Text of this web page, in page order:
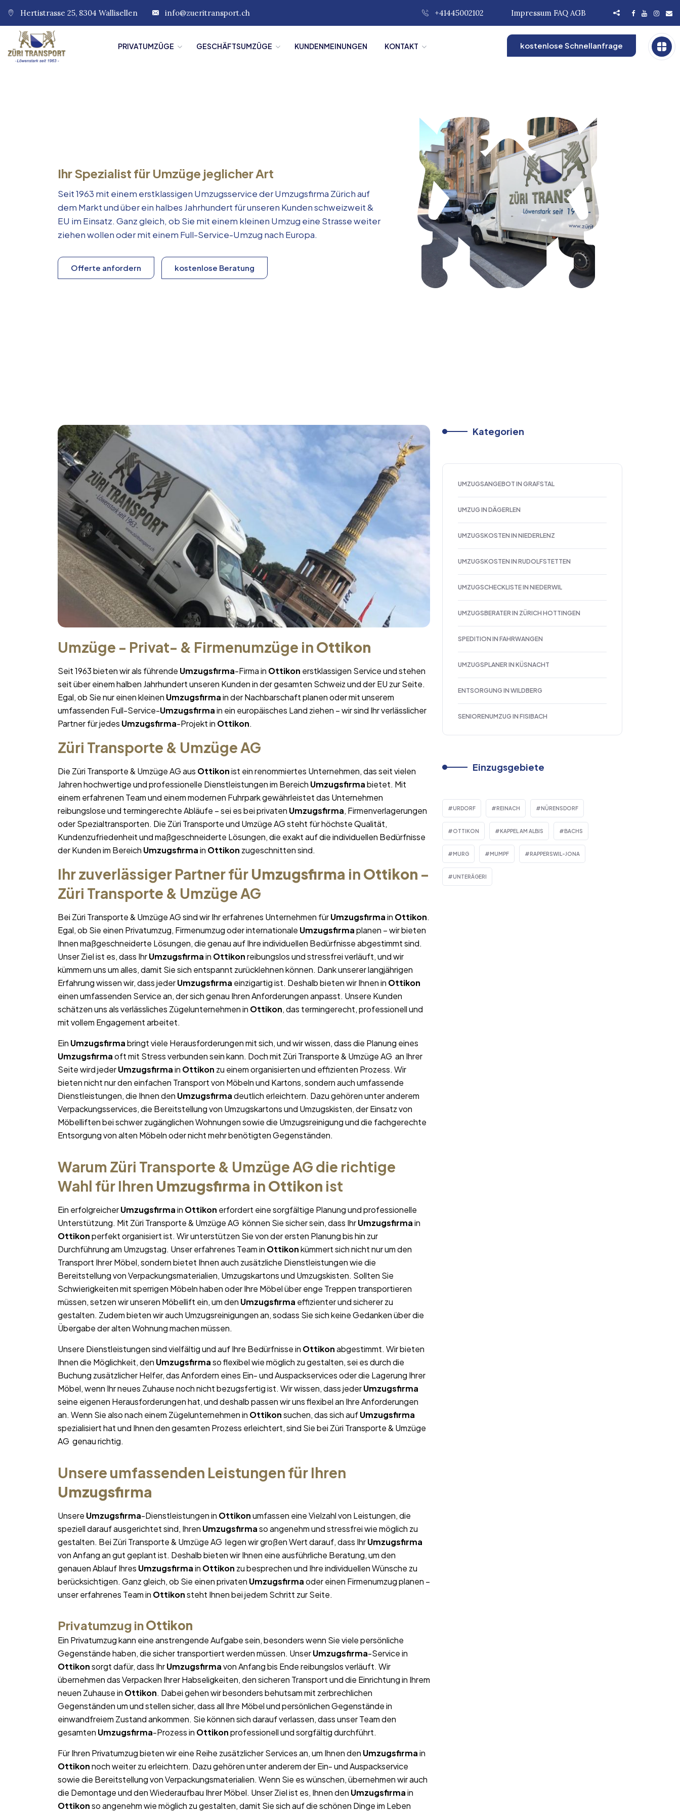
Hertistrasse 25, 8304 Wallisellen info@zueritransport.ch +41445002102 Impressum FAQ AGB
PRIVATUMZÜGE GESCHÄFTSUMZÜGE KUNDENMEINUNGEN KONTAKT kostenlose Schnellanfrage
Ihr Spezialist für Umzüge jeglicher Art
Seit 1963 mit einem erstklassigen Umzugsservice der Umzugsfirma Zürich auf
dem Markt und über ein halbes Jahrhundert für unseren Kunden schweizweit &
EU im Einsatz. Ganz gleich, ob Sie mit einem kleinen Umzug eine Strasse weiter
ziehen wollen oder mit einem Full-Service-Umzug nach Europa.
Offerte anfordern kostenlose Beratung
Umzüge - Privat- & Firmenumzüge in Ottikon
Seit 1963 bieten wir als führende Umzugsfirma-Firma in Ottikon erstklassigen Service und stehen
seit über einem halben Jahrhundert unseren Kunden in der gesamten Schweiz und der EU zur Seite.
Egal, ob Sie nur einen kleinen Umzugsfirmain der Nachbarschaft planen oder mit unserem
umfassenden Full-Service-Umzugsfirmain ein europäisches Land ziehen – wir sind Ihr verlässlicher
Partner für jedes Umzugsfirma-Projekt in Ottikon.
Züri Transporte & Umzüge AG
Die Züri Transporte & Umzüge AG aus Ottikonist ein renommiertes Unternehmen, das seit vielen
Jahren hochwertige und professionelle Dienstleistungen im Bereich Umzugsfirmabietet. Mit
einem erfahrenen Team und einem modernen Fuhrpark gewährleistet das Unternehmen
reibungslose und termingerechte Abläufe – sei es bei privaten Umzugsfirma, Firmenverlagerungen
oder Spezialtransporten. Die Züri Transporte und Umzüge AG steht für höchste Qualität,
Kundenzufriedenheit und maßgeschneiderte Lösungen, die exakt auf die individuellen Bedürfnisse
der Kunden im Bereich Umzugsfirmain Ottikon zugeschnitten sind.
Ihr zuverlässiger Partner für Umzugsfirma in Ottikon –
Züri Transporte & Umzüge AG
Bei Züri Transporte & Umzüge AG sind wir Ihr erfahrenes Unternehmen fürUmzugsfirmain Ottikon.
Egal, ob Sie einen Privatumzug, Firmenumzug oder internationale Umzugsfirmaplanen – wir bieten
Ihnen maßgeschneiderte Lösungen, die genau auf Ihre individuellen Bedürfnisse abgestimmt sind.
Unser Ziel ist es, dass IhrUmzugsfirmain Ottikonreibungslos und stressfrei verläuft, und wir
kümmern uns um alles, damit Sie sich entspannt zurücklehnen können. Dank unserer langjährigen
Erfahrung wissen wir, dass jederUmzugsfirma einzigartig ist. Deshalb bieten wir Ihnen in Ottikon
einen umfassenden Service an, der sich genau Ihren Anforderungen anpasst. Unsere Kunden
schätzen uns als verlässliches Zügelunternehmen in Ottikon, das termingerecht, professionell und
mit vollem Engagement arbeitet.
Ein Umzugsfirmabringt viele Herausforderungen mit sich, und wir wissen, dass die Planung eines
Umzugsfirmaoft mit Stress verbunden sein kann. Doch mit Züri Transporte & Umzüge AG an Ihrer
Seite wird jederUmzugsfirmain Ottikon zu einem organisierten und effizienten Prozess. Wir
bieten nicht nur den einfachen Transport von Möbeln und Kartons, sondern auch umfassende
Dienstleistungen, die Ihnen den Umzugsfirmadeutlich erleichtern. Dazu gehören unter anderem
Verpackungsservices, die Bereitstellung von Umzugskartons und Umzugskisten, der Einsatz von
Möbelliften bei schwer zugänglichen Wohnungen sowie die Umzugsreinigung und die fachgerechte
Entsorgung von alten Möbeln oder nicht mehr benötigten Gegenständen.
Warum Züri Transporte & Umzüge AG die richtige
Wahl für Ihren Umzugsfirma in Ottikon ist
Ein erfolgreicherUmzugsfirmain Ottikon erfordert eine sorgfältige Planung und professionelle
Unterstützung. Mit Züri Transporte & Umzüge AG können Sie sicher sein, dass IhrUmzugsfirmain
Ottikonperfekt organisiert ist. Wir unterstützen Sie von der ersten Planung bis hin zur
Durchführung am Umzugstag. Unser erfahrenes Team in Ottikonkümmert sich nicht nur um den
Transport Ihrer Möbel, sondern bietet Ihnen auch zusätzliche Dienstleistungen wie die
Bereitstellung von Verpackungsmaterialien, Umzugskartons und Umzugskisten. Sollten Sie
Schwierigkeiten mit sperrigen Möbeln haben oder Ihre Möbel über enge Treppen transportieren
müssen, setzen wir unseren Möbellift ein, um den Umzugsfirma effizienter und sicherer zu
gestalten. Zudem bieten wir auch Umzugsreinigungen an, sodass Sie sich keine Gedanken über die
Übergabe der alten Wohnung machen müssen.
Unsere Dienstleistungen sind vielfältig und auf Ihre Bedürfnisse in Ottikonabgestimmt. Wir bieten
Ihnen die Möglichkeit, den Umzugsfirmaso flexibel wie möglich zu gestalten, sei es durch die
Buchung zusätzlicher Helfer, das Anfordern eines Ein- und Auspackservices oder die Lagerung Ihrer
Möbel, wenn Ihr neues Zuhause noch nicht bezugsfertig ist. Wir wissen, dass jederUmzugsfirma
seine eigenen Herausforderungen hat, und deshalb passen wir uns flexibel an Ihre Anforderungen
an. Wenn Sie also nach einem Zügelunternehmen in Ottikonsuchen, das sich aufUmzugsfirma
spezialisiert hat und Ihnen den gesamten Prozess erleichtert, sind Sie bei Züri Transporte & Umzüge
AG genau richtig.
Unsere umfassenden Leistungen für Ihren
Umzugsfirma
Unsere Umzugsfirma-Dienstleistungen in Ottikonumfassen eine Vielzahl von Leistungen, die
speziell darauf ausgerichtet sind, Ihren Umzugsfirmaso angenehm und stressfrei wie möglich zu
gestalten. Bei Züri Transporte & Umzüge AG legen wir großen Wert darauf, dass IhrUmzugsfirma
von Anfang an gut geplant ist. Deshalb bieten wir Ihnen eine ausführliche Beratung, um den
genauen Ablauf Ihres Umzugsfirmain Ottikon zu besprechen und Ihre individuellen Wünsche zu
berücksichtigen. Ganz gleich, ob Sie einen privaten Umzugsfirmaoder einen Firmenumzug planen –
unser erfahrenes Team in Ottikonsteht Ihnen bei jedem Schritt zur Seite.
Privatumzug inOttikon
Ein Privatumzug kann eine anstrengende Aufgabe sein, besonders wenn Sie viele persönliche
Gegenstände haben, die sicher transportiert werden müssen. UnserUmzugsfirma-Service in
Ottikonsorgt dafür, dass IhrUmzugsfirmavon Anfang bis Ende reibungslos verläuft. Wir
übernehmen das Verpacken Ihrer Habseligkeiten, den sicheren Transport und die Einrichtung in Ihrem
neuen Zuhause in Ottikon. Dabei gehen wir besonders behutsam mit zerbrechlichen
Gegenständen um und stellen sicher, dass all Ihre Möbel und persönlichen Gegenstände in
einwandfreiem Zustand ankommen. Sie können sich darauf verlassen, dass unser Team den
gesamten Umzugsfirma-Prozess in Ottikonprofessionell und sorgfältig durchführt.
Für Ihren Privatumzug bieten wir eine Reihe zusätzlicher Services an, um Ihnen den Umzugsfirmain
Ottikonnoch weiter zu erleichtern. Dazu gehören unter anderem der Ein- und Auspackservice
sowie die Bereitstellung von Verpackungsmaterialien. Wenn Sie es wünschen, übernehmen wir auch
die Demontage und den Wiederaufbau Ihrer Möbel. Unser Ziel ist es, Ihnen den Umzugsfirmain
Ottikonso angenehm wie möglich zu gestalten, damit Sie sich auf die schönen Dinge im Leben
Kategorien
UMZUGSANGEBOT IN GRAFSTAL
UMZUG IN DÄGERLEN
UMZUGSKOSTEN IN NIEDERLENZ
UMZUGSKOSTEN IN RUDOLFSTETTEN
UMZUGSCHECKLISTE IN NIEDERWIL
UMZUGSBERATER IN ZÜRICH HOTTINGEN
SPEDITION IN FAHRWANGEN
UMZUGSPLANER IN KÜSNACHT
ENTSORGUNG IN WILDBERG
SENIORENUMZUG IN FISIBACH
Einzugsgebiete
URDORF REINACH NÜRENSDORF
OTTIKON KAPPEL AM ALBIS BACHS
MURG MUMPF RAPPERSWIL-JONA
UNTERÄGERI